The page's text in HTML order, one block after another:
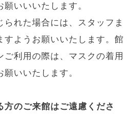
いいいたします。
れた場合には、スタッフま
すようお願いいたします。館
ご利用の際は、マスクの着用
いいたします。
方のご来館はご遠慮くださ